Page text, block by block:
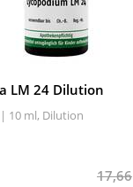
LM 24 Dilution
10 ml, Dilution
17,66